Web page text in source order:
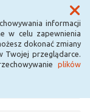
informacji
w celu zapewnienia
dokonać zmiany
Twojej przeglądarce.
plików
Menu